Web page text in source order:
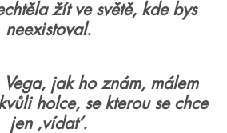
žít ve světě, kde bys
neexistoval.
Vega, jak ho znám, málem
holce, se kterou se chce
jen ‚vídat‘.